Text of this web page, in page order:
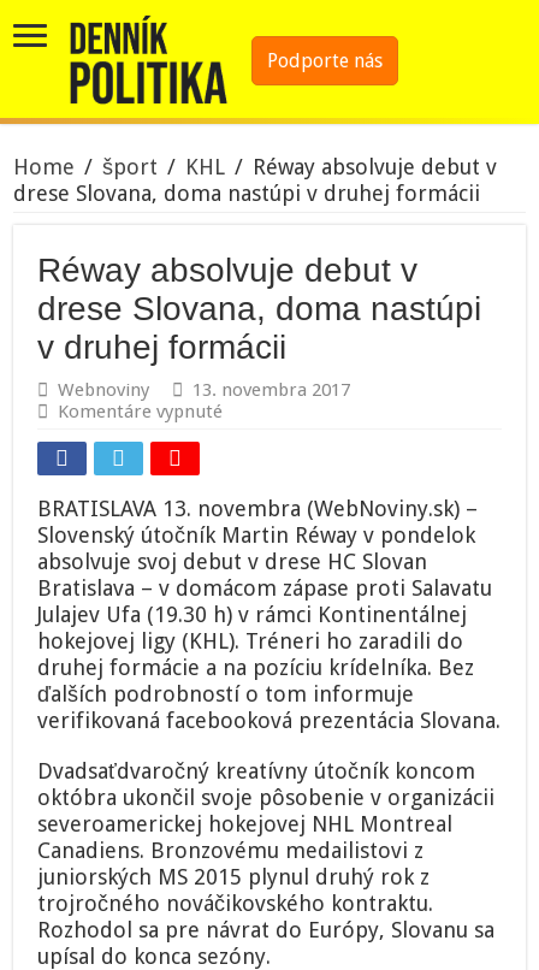
Podporte nás
Home / šport / KHL / Réway absolvuje debut v
drese Slovana, doma nastúpi v druhej formácii
Réway absolvuje debut v
drese Slovana, doma nastúpi
v druhej formácii
Webnoviny
13. novembra 2017
Komentáre vypnuté
drese
Slovana,
doma
nastúpi
v
druhej
formácii
BRATISLAVA 13. novembra (WebNoviny.sk) –
Slovenský útočník Martin Réway v pondelok
absolvuje svoj debut v drese HC Slovan
Bratislava – v domácom zápase proti Salavatu
Julajev Ufa (19.30 h) v rámci Kontinentálnej
hokejovej ligy (KHL). Tréneri ho zaradili do
druhej formácie a na pozíciu krídelníka. Bez
ďalších podrobností o tom informuje
verifikovaná facebooková prezentácia Slovana.
Dvadsaťdvaročný kreatívny útočník koncom
októbra ukončil svoje pôsobenie v organizácii
severoamerickej hokejovej NHL Montreal
Canadiens. Bronzovému medailistovi z
juniorských MS 2015 plynul druhý rok z
trojročného nováčikovského kontraktu.
Rozhodol sa pre návrat do Európy, Slovanu sa
upísal do konca sezóny.